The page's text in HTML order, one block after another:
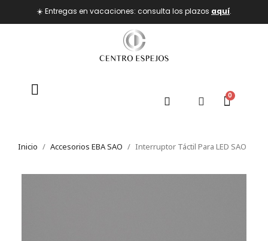
☀️ Entregas en vacaciones: consulta los plazos aquí.
Inicio Accesorios EBA SAO Interruptor Táctil Para LED SAO